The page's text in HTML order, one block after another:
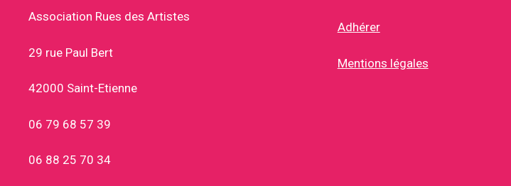
Association Rues des Artistes
29 rue Paul Bert
42000 Saint-Etienne
06 79 68 57 39
06 88 25 70 34
Adhérer
Mentions légales